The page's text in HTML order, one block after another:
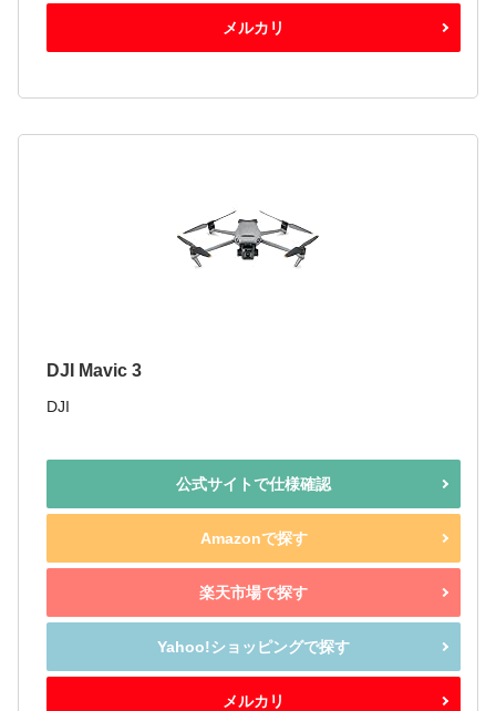
メルカリ
DJI Mavic 3
DJI
公式サイトで仕様確認
Amazonで探す
楽天市場で探す
Yahoo!ショッピングで探す
メルカリ